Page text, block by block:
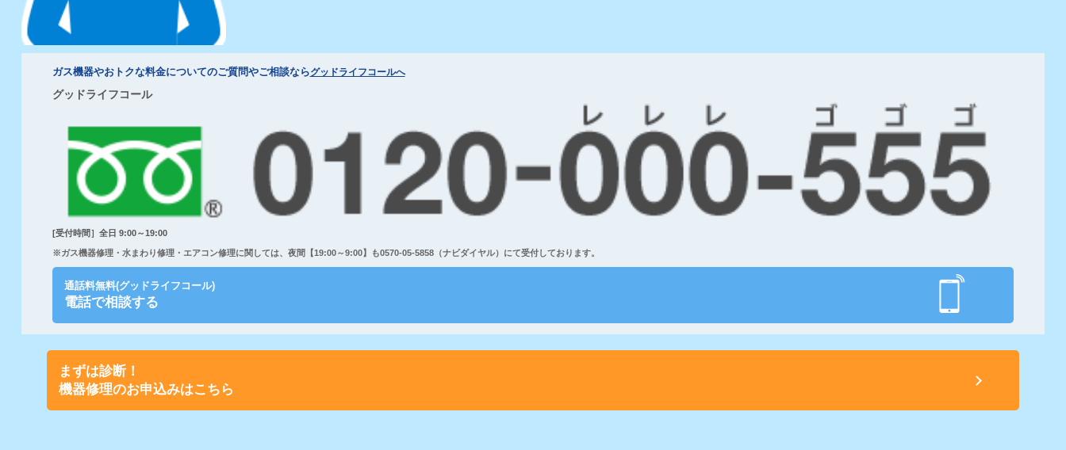
ガス機器やおトクな料金についてのご質問やご相談ならグッドライフコールへ
グッドライフコール
[受付時間］全日 9:00～19:00
※ガス機器修理・水まわり修理・エアコン修理に関しては、夜間【19:00～9:00】も0570-05-5858（ナビダイヤル）にて受付しております。
通話料無料(グッドライフコール)
電話で相談する
まずは診断！
機器修理のお申込みはこちら